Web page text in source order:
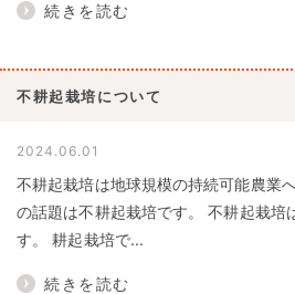
続きを読む
不耕起栽培について
2024.06.01
不耕起栽培は地球規模の持続可能農業
の話題は不耕起栽培です。 不耕起栽培
す。 耕起栽培で...
続きを読む